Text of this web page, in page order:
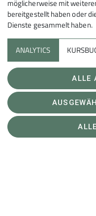
Unterstütze uns
Telefon +497131679933
möglicherweise mit
bereitgestellt haben oder
Dienste gesammelt haben.
ANALYTICS
Akzeptieren
Cookie Beschreibung
Verwendete Cookies
ALLE